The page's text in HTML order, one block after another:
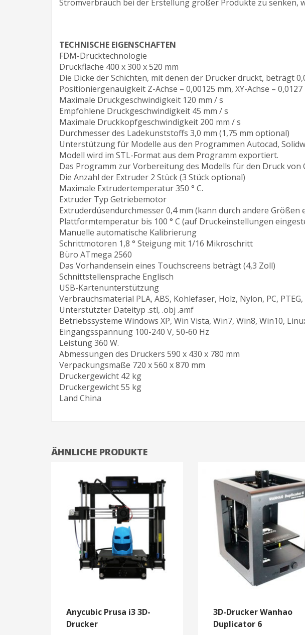
Stromverbrauch bei der Erstellung großer Produkte zu senken,
TECHNISCHE EIGENSCHAFTEN
FDM-Drucktechnologie
Druckfläche 400 x 300 x 520 mm
Die Dicke der Schichten, mit denen der Drucker druckt, beträgt
Positioniergenauigkeit Z-Achse – 0,00125 mm, XY-Achse – 0,0127
Maximale Druckgeschwindigkeit 120 mm / s
Empfohlene Druckgeschwindigkeit 45 mm / s
Maximale Druckkopfgeschwindigkeit 200 mm / s
Durchmesser des Ladekunststoffs 3,0 mm (1,75 mm optional)
Unterstützung für Modelle aus den Programmen Autocad,
Modell wird im STL-Format aus dem Programm exportiert.
Das Programm zur Vorbereitung des Modells für den Druck von
Die Anzahl der Extruder 2 Stück (3 Stück optional)
Maximale Extrudertemperatur 350 ° C.
Extruder Typ Getriebemotor
Extruderdüsendurchmesser 0,4 mm (kann durch andere Größen
Plattformtemperatur bis 100 ° С (auf Druckeinstellungen
Manuelle automatische Kalibrierung
Schrittmotoren 1,8 ° Steigung mit 1/16 Mikroschritt
Büro ATmega 2560
Das Vorhandensein eines Touchscreens beträgt (4,3 Zoll)
Schnittstellensprache Englisch
USB-Kartenunterstützung
Verbrauchsmaterial PLA, ABS, Kohlefaser, Holz, Nylon, PC,
Unterstützter Dateityp .stl, .obj .amf
Betriebssysteme Windows XP, Win Vista, Win7, Win8, Win10,
Eingangsspannung 100-240 V, 50-60 Hz
Leistung 360 W.
Abmessungen des Druckers 590 x 430 x 780 mm
Verpackungsmaße 720 x 560 x 870 mm
Druckergewicht 42 kg
Druckergewicht 55 kg
Land China
ÄHNLICHE PRODUKTE
Anycubic Prusa i3 3D-
Drucker
3D-Drucker Wanhao
Duplicator 6